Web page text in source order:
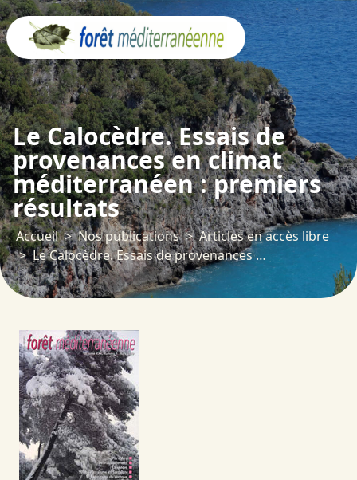
Le Calocèdre. Essais de
provenances en climat
méditerranéen : premiers
résultats
Accueil Nos publications
Articles en accès libre
Le Calocèdre. Essais de provenances en climat méditerranéen : premiers résultats
Panneau de gestion des cookies